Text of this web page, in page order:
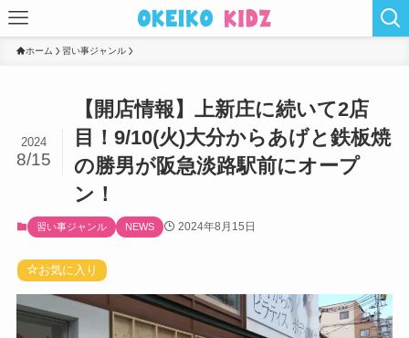
ホーム 習い事ジャンル
【開店情報】上新庄に続いて2店
目！9/10(火)大分からあげと鉄板焼
の勝男が阪急淡路駅前にオープ
ン！
2024
8/15
習い事ジャンル NEWS 2024年8月15日
お気に入り